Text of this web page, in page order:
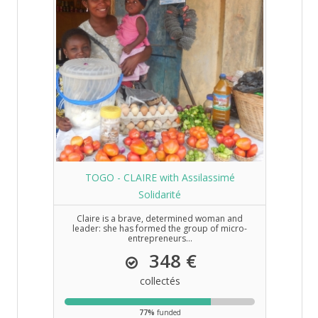
TOGO - CLAIRE with Assilassimé
Solidarité
Claire is a brave, determined woman and
leader: she has formed the group of micro-
entrepreneurs...
348 €
collectés
77% funded